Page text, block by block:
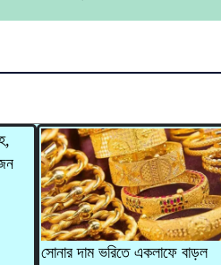
সোনার দাম ভরিতে একলাফে বাড়ল